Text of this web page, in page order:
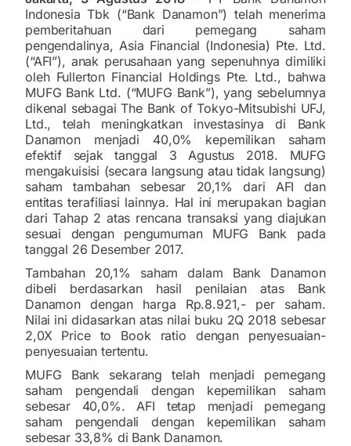
Indonesia Tbk (“Bank Danamon”) telah menerima
pemberitahuan dari pemegang saham
pengendalinya, Asia Financial (Indonesia) Pte. Ltd.
(“AFI”), anak perusahaan yang sepenuhnya dimiliki
oleh Fullerton Financial Holdings Pte. Ltd., bahwa
MUFG Bank Ltd. (“MUFG Bank”), yang sebelumnya
dikenal sebagai The Bank of Tokyo-Mitsubishi UFJ,
Ltd., telah meningkatkan investasinya di Bank
Danamon menjadi 40,0% kepemilikan saham
efektif sejak tanggal 3 Agustus 2018. MUFG
mengakuisisi (secara langsung atau tidak langsung)
saham tambahan sebesar 20,1% dari AFI dan
entitas terafiliasi lainnya. Hal ini merupakan bagian
dari Tahap 2 atas rencana transaksi yang diajukan
sesuai dengan pengumuman MUFG Bank pada
tanggal 26 Desember 2017.
Tambahan 20,1% saham dalam Bank Danamon
dibeli berdasarkan hasil penilaian atas Bank
Danamon dengan harga Rp.8.921,- per saham.
Nilai ini didasarkan atas nilai buku 2Q 2018 sebesar
2,0X Price to Book ratio dengan penyesuaian-
penyesuaian tertentu.
MUFG Bank sekarang telah menjadi pemegang
saham pengendali dengan kepemilikan saham
sebesar 40,0%. AFI tetap menjadi pemegang
saham pengendali dengan kepemilikan saham
sebesar 33,8% di Bank Danamon.